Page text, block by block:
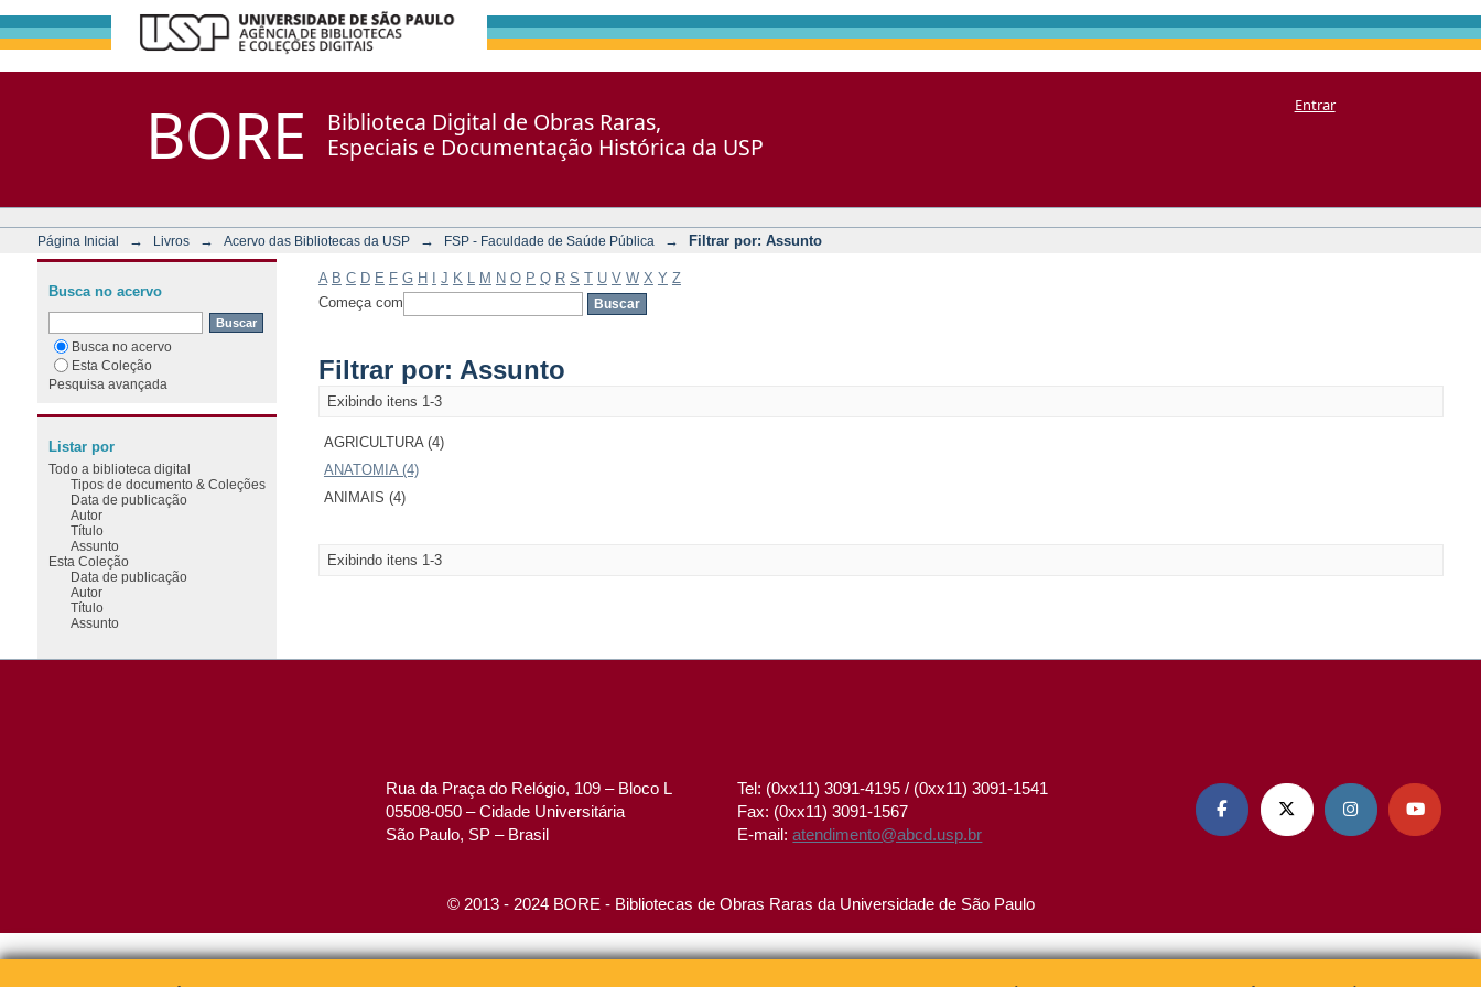
BORE
Biblioteca Digital de Obras Raras,
Especiais e Documentação Histórica da USP
Entrar
Página Inicial → Livros → Acervo das Bibliotecas da USP → FSP - Faculdade de Saúde Pública → Filtrar por: Assunto
A B C D E F G H J K M N O P Q R S T U V W X Y Z
Começa com
Filtrar por: Assunto
Exibindo itens 1-3
AGRICULTURA (4)
ANATOMIA (4)
ANIMAIS (4)
Exibindo itens 1-3
Busca no acervo
Busca no acervo
Esta Coleção
Pesquisa avançada
Listar por
Todo a biblioteca digital
Tipos de documento & Coleções
Data de publicação
Autor
Título
Assunto
Esta Coleção
Data de publicação
Autor
Título
Assunto
Rua da Praça do Relógio, 109 – Bloco L
05508-050 – Cidade Universitária
São Paulo, SP – Brasil
Tel: (0xx11) 3091-4195 / (0xx11) 3091-1541
Fax: (0xx11) 3091-1567
E-mail:atendimento@abcd.usp.br
   
© 2013 - 2024 BORE - Bibliotecas de Obras Raras da Universidade de São Paulo